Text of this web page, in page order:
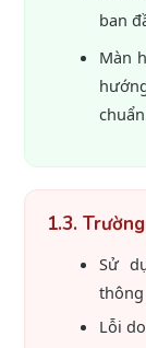
ban
Màn
1.3.
Sử
Lỗi